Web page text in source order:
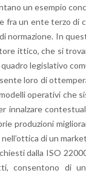
un esem­pio
fra un ente terzo di
nor­ma­zio­ne. In
it­ti­co, che si
le­gi­sla­ti­vo
loro di
ope­ra­ti­vi che
in­nal­za­re
pro­du­zio­ni
di un
dalla ISO
con­sen­to­no di